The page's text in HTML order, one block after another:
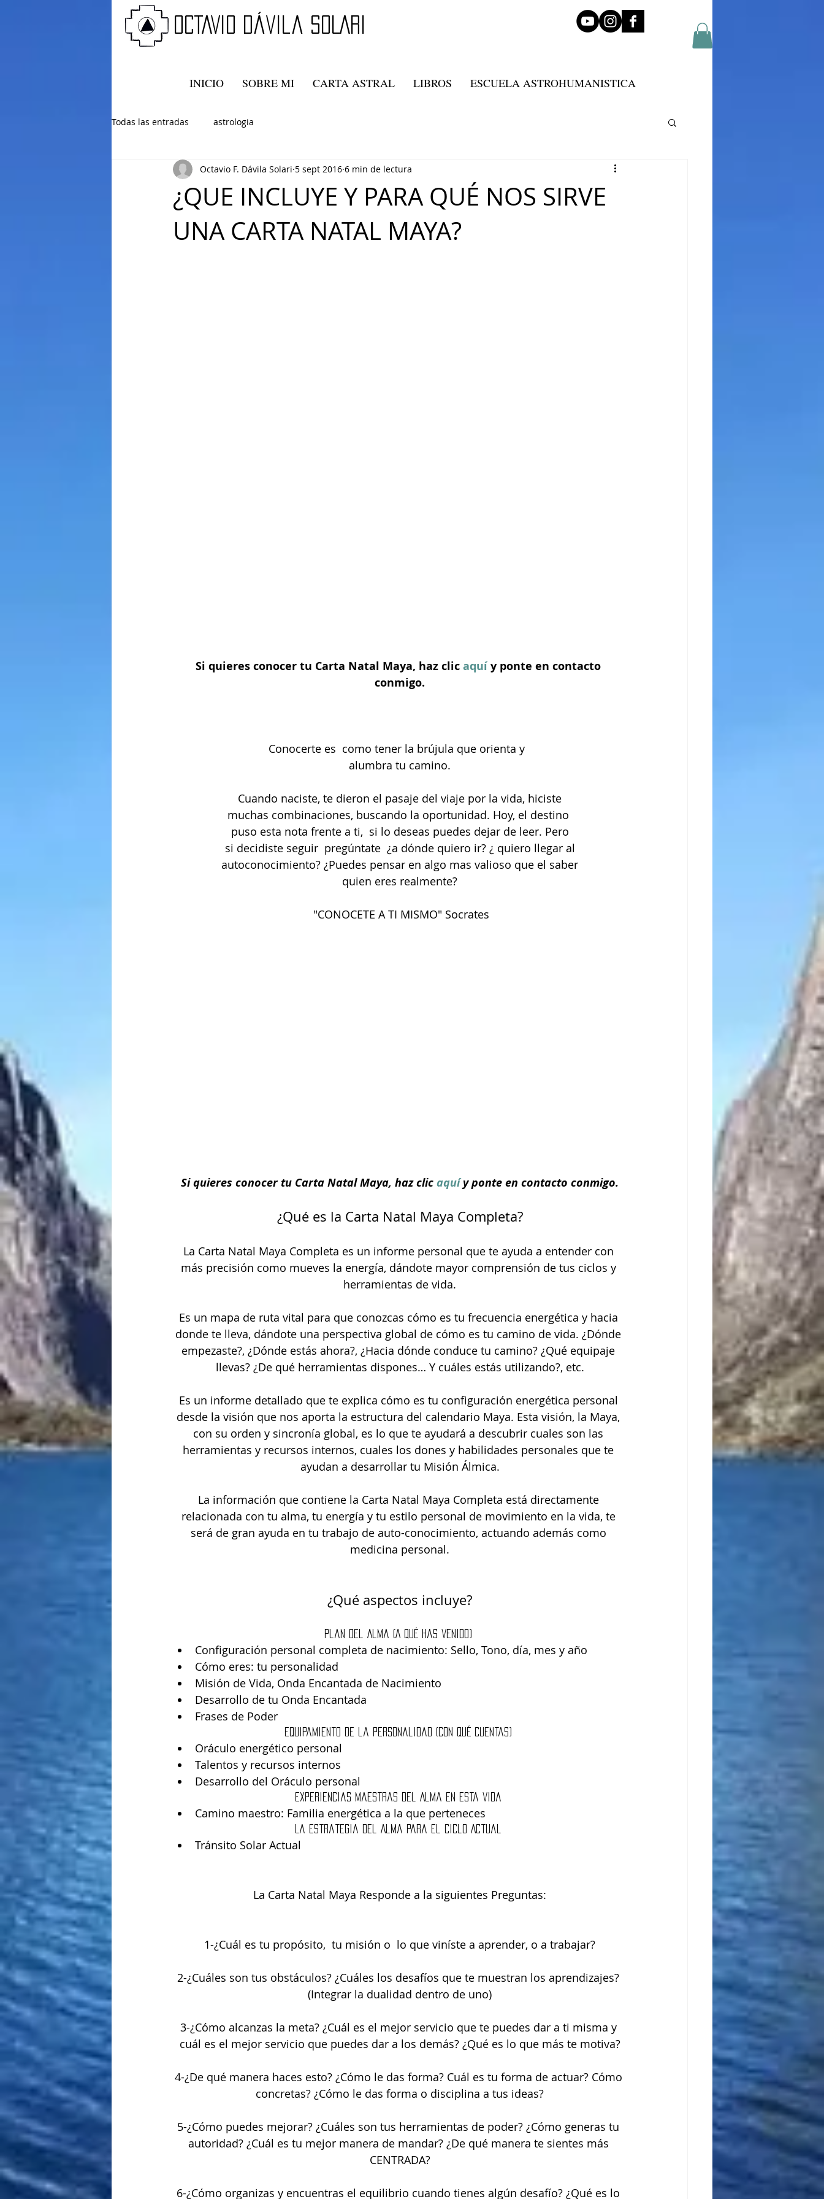
oCTAVIO DÁvila SOLARI
INICIO SOBRE MI CARTA ASTRAL LIBROS ESCUELA ASTROHUMANISTICA
Todas las entradas astrologia
¿QUE INCLUYE Y PARA QUÉ NOS SIRVE
UNA CARTA NATAL MAYA?
Octavio F. Dávila Solari 5 sept 2016 6 min de lectura
Si quieres conocer tu Carta Natal Maya, haz clic aquí y ponte en contacto
conmigo.
Conocerte es  como tener la brújula que orienta y
alumbra tu camino.
Cuando naciste, te dieron el pasaje del viaje por la vida, hiciste
muchas combinaciones, buscando la oportunidad. Hoy, el destino
puso esta nota frente a ti,  si lo deseas puedes dejar de leer. Pero
si decidiste seguir  pregúntate  ¿a dónde quiero ir? ¿ quiero llegar al
autoconocimiento? ¿Puedes pensar en algo mas valioso que el saber
quien eres realmente?
"CONOCETE A TI MISMO" Socrates
Si quieres conocer tu Carta Natal Maya, haz clic aquí y ponte en contacto conmigo.
¿Qué es la Carta Natal Maya Completa?
La Carta Natal Maya Completa es un informe personal que te ayuda a entender con
más precisión como mueves la energía, dándote mayor comprensión de tus ciclos y
herramientas de vida.
Es un mapa de ruta vital para que conozcas cómo es tu frecuencia energética y hacia
donde te lleva, dándote una perspectiva global de cómo es tu camino de vida. ¿Dónde
empezaste?, ¿Dónde estás ahora?, ¿Hacia dónde conduce tu camino? ¿Qué equipaje
llevas? ¿De qué herramientas dispones… Y cuáles estás utilizando?, etc.
Es un informe detallado que te explica cómo es tu configuración energética personal
desde la visión que nos aporta la estructura del calendario Maya. Esta visión, la Maya,
con su orden y sincronía global, es lo que te ayudará a descubrir cuales son las
herramientas y recursos internos, cuales los dones y habilidades personales que te
ayudan a desarrollar tu Misión Álmica.
La información que contiene la Carta Natal Maya Completa está directamente
relacionada con tu alma, tu energía y tu estilo personal de movimiento en la vida, te
será de gran ayuda en tu trabajo de auto-conocimiento, actuando además como
medicina personal.
¿Qué aspectos incluye?
Plan del Alma (A qué has venido)
Configuración personal completa de nacimiento: Sello, Tono, día, mes y año
Cómo eres: tu personalidad
Misión de Vida, Onda Encantada de Nacimiento
Desarrollo de tu Onda Encantada
Frases de Poder
Equipamiento de la personalidad (Con qué cuentas)
Oráculo energético personal
Talentos y recursos internos
Desarrollo del Oráculo personal
Experiencias maestras del Alma en esta vida
Camino maestro: Familia energética a la que perteneces
La estrategia del Alma para el Ciclo Actual
Tránsito Solar Actual
La Carta Natal Maya Responde a la siguientes Preguntas:
1-¿Cuál es tu propósito,  tu misión o  lo que viníste a aprender, o a trabajar?
2-¿Cuáles son tus obstáculos? ¿Cuáles los desafíos que te muestran los aprendizajes?
(Integrar la dualidad dentro de uno)
3-¿Cómo alcanzas la meta? ¿Cuál es el mejor servicio que te puedes dar a ti misma y
cuál es el mejor servicio que puedes dar a los demás? ¿Qué es lo que más te motiva?
4-¿De qué manera haces esto? ¿Cómo le das forma? Cuál es tu forma de actuar? Cómo
concretas? ¿Cómo le das forma o disciplina a tus ideas?
5-¿Cómo puedes mejorar? ¿Cuáles son tus herramientas de poder? ¿Cómo generas tu
autoridad? ¿Cuál es tu mejor manera de mandar? ¿De qué manera te sientes más
CENTRADA?
6-¿Cómo organizas y encuentras el equilibrio cuando tienes algún desafío? ¿Qué es lo